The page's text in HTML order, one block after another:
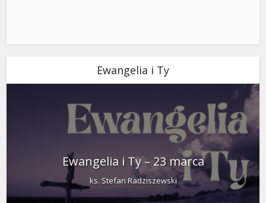
Ewangelia i Ty
Ewangelia i Ty – 23 marca
ks. Stefan Radziszewski